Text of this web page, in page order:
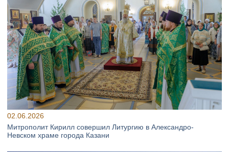
02.06.2026
Митрополит Кирилл совершил Литургию в Александро-
Невском храме города Казани